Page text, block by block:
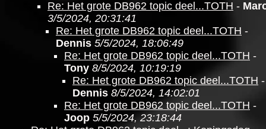
Re: Het grote DB962 topic deel...TOTH -
3/5/2024, 20:31:41
Re: Het grote DB962 topic deel...TOTH -
Dennis 5/5/2024, 18:06:49
Re: Het grote DB962 topic deel...TOTH -
Tony 8/5/2024, 10:19:19
Re: Het grote DB962 topic deel...TOTH -
Dennis 8/5/2024, 14:02:01
Re: Het grote DB962 topic deel...TOTH -
Joop 5/5/2024, 23:18:44